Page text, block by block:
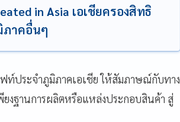
in Asia เอเชียครองสิทธิ
ภาคอื่นๆ
ฟท์ประจำภูมิภาคเอเชีย ให้สัมภาษณ์กับทาง
ยงฐานการผลิตหรือแหล่งประกอบสินค้า สู่